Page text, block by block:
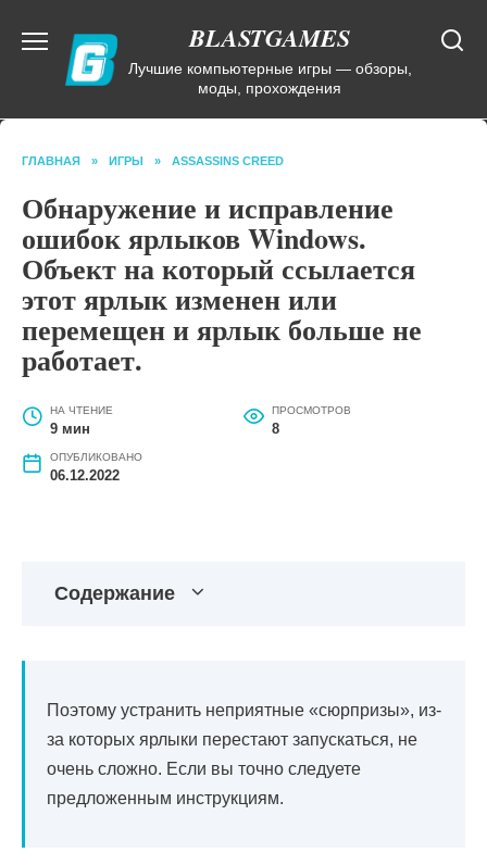
содержанию
BLASTGAMES
Лучшие компьютерные игры — обзоры,
моды, прохождения
ГЛАВНАЯ » ИГРЫ » ASSASSINS CREED
Обнаружение и исправление
ошибок ярлыков Windows.
Объект на который ссылается
этот ярлык изменен или
перемещен и ярлык больше не
работает.
НА ЧТЕНИЕ
9 мин
ПРОСМОТРОВ
8
ОПУБЛИКОВАНО
06.12.2022
Содержание
Поэтому устранить неприятные «сюрпризы», из-
за которых ярлыки перестают запускаться, не
очень сложно. Если вы точно следуете
предложенным инструкциям.